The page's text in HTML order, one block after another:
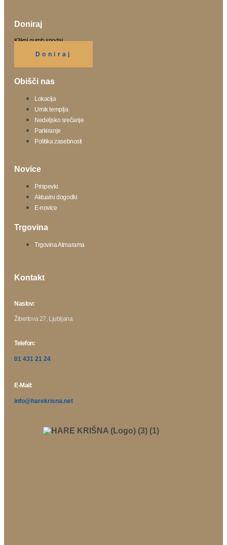
Doniraj
Klikni gumb spodaj.
Doniraj
Obišči nas
Lokacija
Urnik templja
Nedeljsko srečanje
Parkiranje
Politika zasebnosti
Novice
Prispevki
Aktualni dogodki
E-novice
Trgovina
Trgovina Atmarama
Kontakt
Naslov:
Žibertova 27, Ljubljana
Telefon:
01 431 21 24
E-Mail:
info@harekrisna.net